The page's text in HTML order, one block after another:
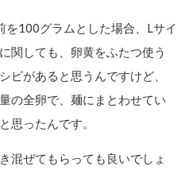
を100グラムとした場合、Lサイ
関しても、卵黄をふたつ使う
ピがあると思うんですけど、
の全卵で、麺にまとわせてい
思ったんです。
混ぜてもらっても良いでしょ